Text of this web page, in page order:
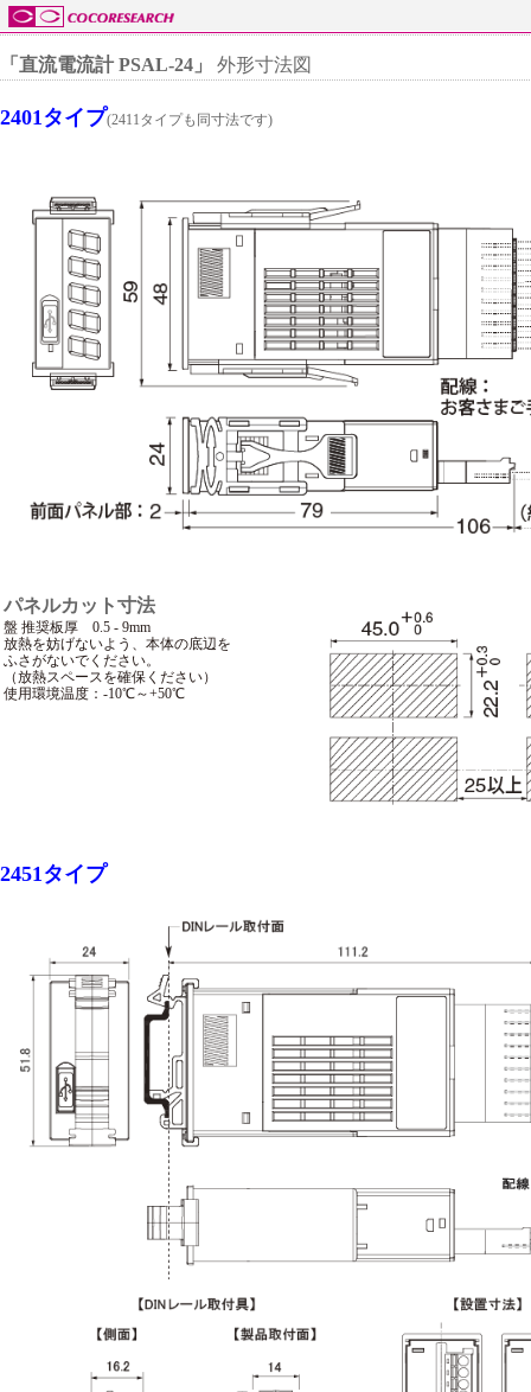
「直流電流計 PSAL-24」 外形寸法図
2401タイプ(2411タイプも同寸法です)
パネルカット寸法
盤 推奨板厚 0.5 - 9mm
放熱を妨げないよう、本体の底辺を
ふさがないでください。
（放熱スペースを確保ください）
使用環境温度：-10℃～+50℃
2451タイプ